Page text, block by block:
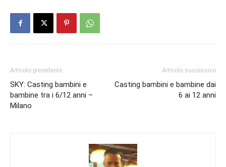
Articolo precedente
SKY: Casting bambini e
bambine tra i 6/12 anni –
Milano
Articolo successivo
Casting bambini e bambine dai
6 ai 12 anni